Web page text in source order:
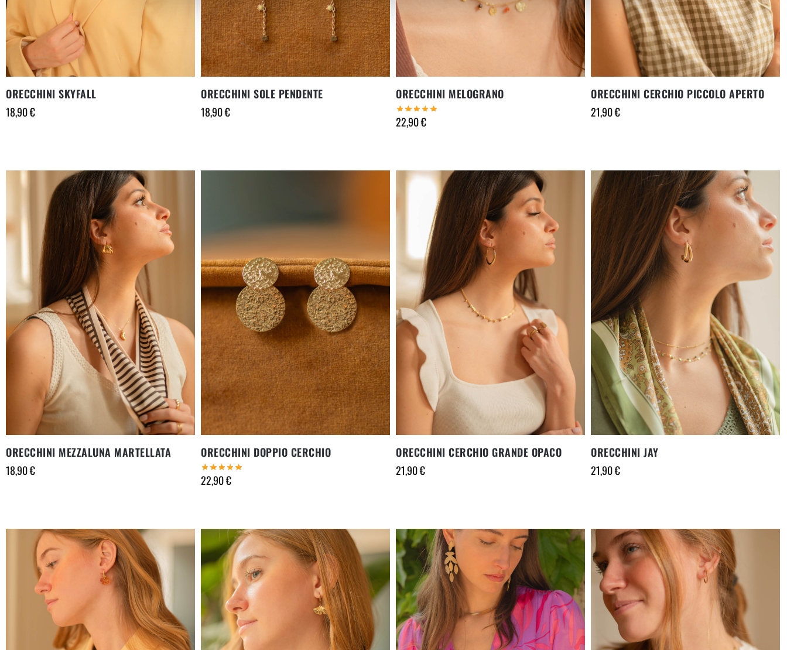
ORECCHINI SKYFALL
18,90€
ORECCHINI SOLE PENDENTE
18,90€
ORECCHINI MELOGRANO
22,90€
ORECCHINI CERCHIO PICCOLO APERTO
21,90€
ORECCHINI MEZZALUNA MARTELLATA
18,90€
ORECCHINI DOPPIO CERCHIO
22,90€
ORECCHINI CERCHIO GRANDE OPACO
21,90€
ORECCHINI JAY
21,90€